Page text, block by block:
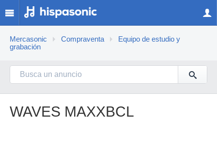
Mercasonic Compraventa
Equipo de estudio y
grabación
WAVES MAXXBCL